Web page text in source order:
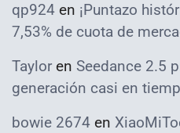
qp924 en ¡Puntazo
7,53% de cuota de
Taylor en Seedance 2.5
generación casi en
bowie 2674 en